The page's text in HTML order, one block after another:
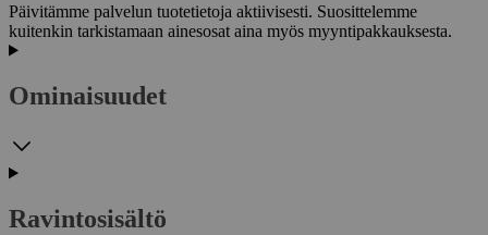
Päivitämme palvelun tuotetietoja aktiivisesti. Suosittelemme
kuitenkin tarkistamaan ainesosat aina myös myyntipakkauksesta.
Ominaisuudet
Ravintosisältö